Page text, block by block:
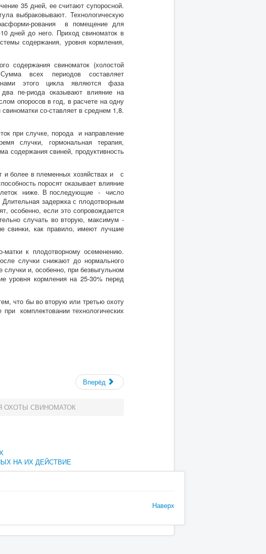
35 дней, ее считают супоросной.
выбраковывают. Технологическую
рования в помещение для
дней до него. Приход свиноматок в
содержания, уровня кормления,
содержания свиноматок (холостой
всех периодов составляет
этого цикла являются фаза
пе-риода оказывают влияние на
опоросов в год, в расчете на одну
со-ставляет в среднем 1,8.
при случке, порода и направление
случки, гормональная терапия,
содержания свиней, продуктивность
и более в племенных хозяйствах и с
поросят оказывает влияние
ниже. В последующие - число
задержка с плодотворным
особенно, если это сопровождается
случать во вторую, максимум -
свинки, как правило, имеют лучшие
к плодотворному осеменению.
случки снижают до нормального
и, особенно, при безвыгульном
уровня кормления на 25-30% перед
что бы во вторую или третью охоту
комплектовании технологических
Вперёд
ОХОТЫ СВИНОМАТОК
НА ИХ ДЕЙСТВИЕ
Наверх